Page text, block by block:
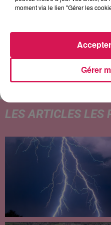
La Lune
LES ARTICLES LES
moment via le lien "Gérer les
Gérer